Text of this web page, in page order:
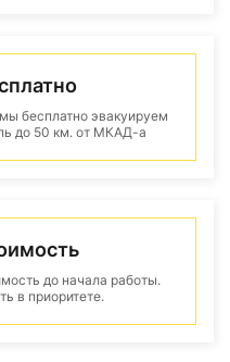
бесплатно эвакуируем
до 50 км. от МКАД-а
до начала работы.
в приоритете.